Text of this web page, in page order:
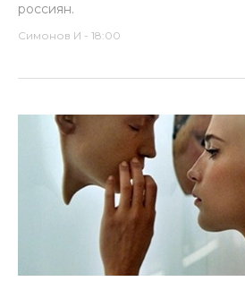
россиян.
Симонов И - 18:00